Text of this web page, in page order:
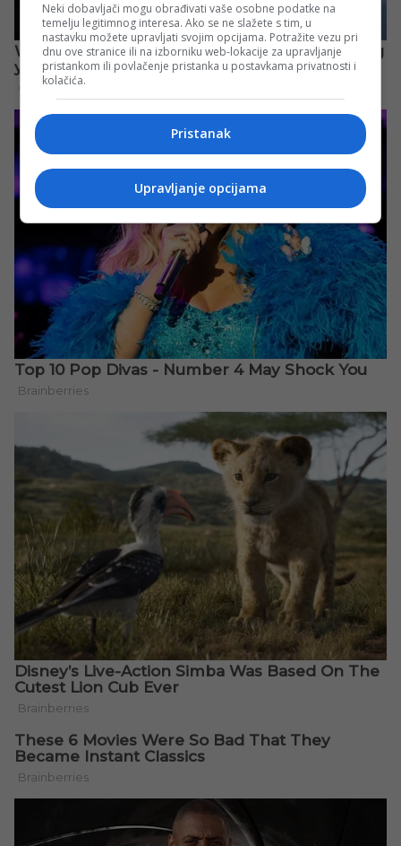
Neki dobavljači mogu obrađivati vaše osobne podatke na
temelju legitimnog interesa. Ako se ne slažete s tim, u
nastavku možete upravljati svojim opcijama. Potražite vezu pri
dnu ove stranice ili na izborniku web-lokacije za upravljanje
pristankom ili povlačenje pristanka u postavkama privatnosti i
kolačića.
Pristanak
Upravljanje opcijama